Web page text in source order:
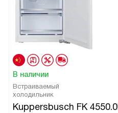
В наличии
Встраиваемый
холодильник
Kuppersbusch FK 4550.0I